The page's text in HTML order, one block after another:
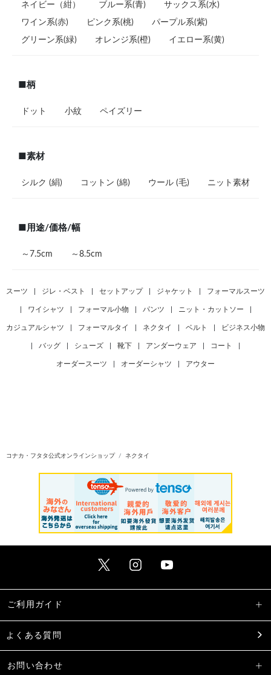
ネイビー（紺） ブルー系(青) サックス系(水)
ワイン系(赤) ピンク系(桃) パープル系(紫)
グリーン系(緑) オレンジ系(橙) イエロー系(黄)
■柄
ドット 小紋 ペイズリー
■素材
シルク (絹) コットン (綿) ウール (毛) ニット素材
■用途/価格/幅
～7.5cm ～8.5cm
スーツ ジレ・ベスト セットアップ ジャケット フォーマルスーツ
ワイシャツ フォーマル小物 パンツ ニット・カットソー
カジュアルシャツ フォーマルタイ ネクタイ ベルト ビジネス小物
バッグ シューズ 靴下 アンダーウェア コート
オーダースーツ オーダーシャツ アウター
コナカ・フタタ公式オンラインショップ ネクタイ
ご利用ガイド
よくある質問
お問い合わせ